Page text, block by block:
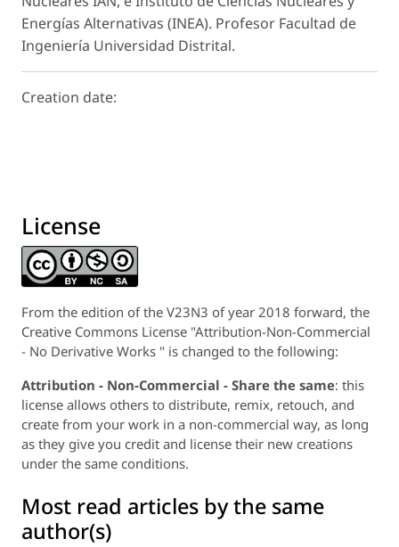
Energías Alternativas (INEA). Profesor Facultad de
Ingeniería Universidad Distrital.
Creation date:
License
From the edition of the V23N3 of year 2018 forward, the
Creative Commons License "Attribution-Non-Commercial
- No Derivative Works " is changed to the following:
Attribution - Non-Commercial - Share the same: this
license allows others to distribute, remix, retouch, and
create from your work in a non-commercial way, as long
as they give you credit and license their new creations
under the same conditions.
Most read articles by the same
author(s)